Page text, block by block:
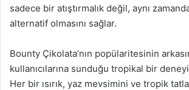
sadece bir atıştırmalık değil, aynı
alternatif olmasını sağlar.
Bounty Çikolata’nın popülaritesinin
kullanıcılarına sunduğu tropikal bir
Her bir ısırık, yaz mevsimini ve tropik